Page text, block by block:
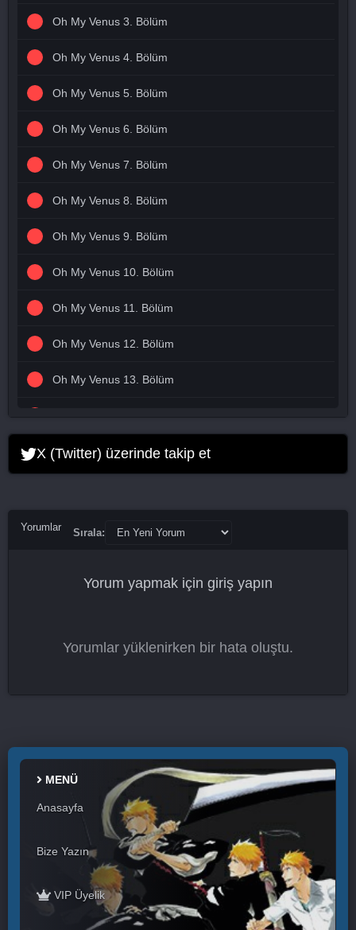
Oh My Venus 3. Bölüm
Oh My Venus 4. Bölüm
Oh My Venus 5. Bölüm
Oh My Venus 6. Bölüm
Oh My Venus 7. Bölüm
Oh My Venus 8. Bölüm
Oh My Venus 9. Bölüm
Oh My Venus 10. Bölüm
Oh My Venus 11. Bölüm
Oh My Venus 12. Bölüm
Oh My Venus 13. Bölüm
Oh My Venus 15. Bölüm
X (Twitter) üzerinde takip et
Yorumlar Sırala:
Yorum yapmak için giriş yapın
Yorumlar yüklenirken bir hata oluştu.
MENÜ
Anasayfa
Bize Yazın
VIP Üyelik